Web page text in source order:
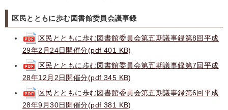
区民とともに歩む図書館委員会議事録
区民とともに歩む図書館委員会第五期議事録第8回平成
29年2月24日開催分(pdf 401 KB)
区民とともに歩む図書館委員会第五期議事録第7回平成
28年12月2日開催分(pdf 345 KB)
区民とともに歩む図書館委員会第五期議事録第6回平成
28年9月30日開催分(pdf 381 KB)